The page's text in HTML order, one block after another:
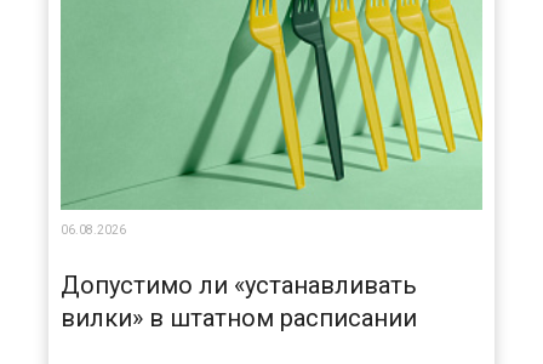
06.08.2026
Допустимо ли «устанавливать
вилки» в штатном расписании